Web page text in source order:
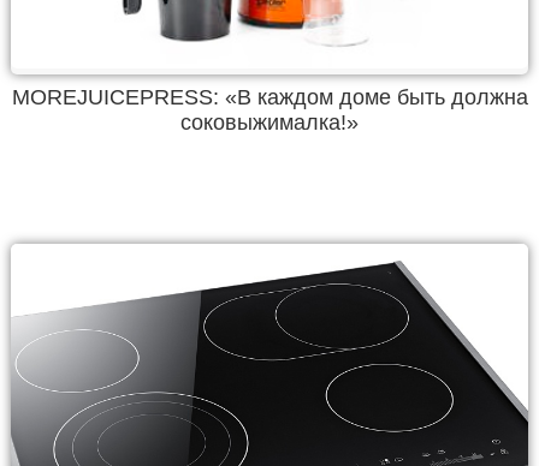
MOREJUICEPRESS: «В каждом доме быть должна
соковыжималка!»